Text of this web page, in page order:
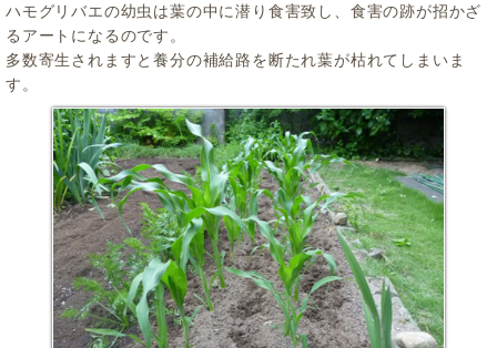
ハモグリバエの幼虫は葉の中に潜り食害致し、食害の跡が招かざ
るアートになるのです。
多数寄生されますと養分の補給路を断たれ葉が枯れてしまいま
す。